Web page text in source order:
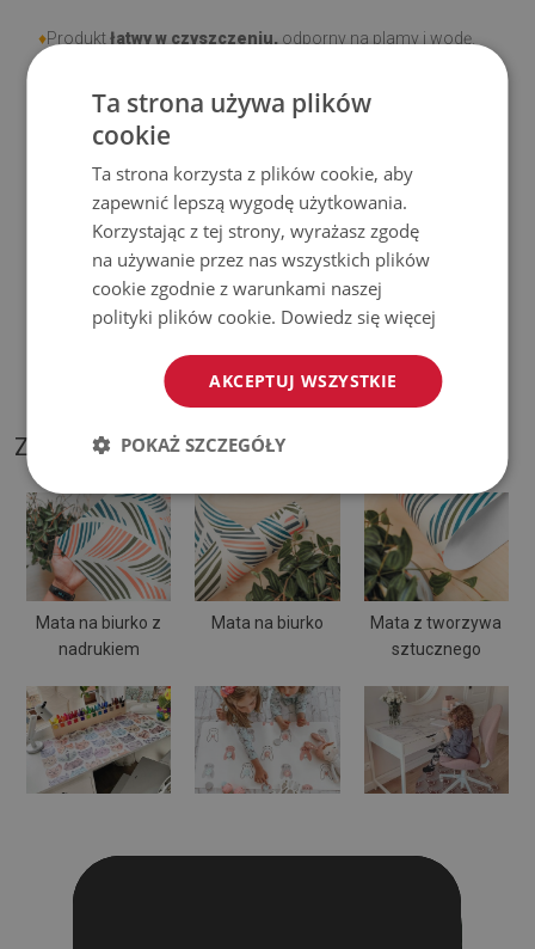
♦Produktłatwy w czyszczeniu, odporny na plamy i wodę.
Prosimy pamiętać, że uszkodzenia powstałe przy
użytkowaniu wynikające z upływu czasu (np. przetarcia) nie
podlegają reklamacjom.
Jak dbać o produkt?
Czyść wilgotną szmatką —
nie używaj silnych środków
chemicznych.
Regularnie wietrz dolną warstwę podkładki.
ZDJĘCIA NASZEGO PRODUKTU
Mata na biurko z
nadrukiem
Mata na biurko
Mata z tworzywa
sztucznego
Ta strona używa plików
cookie
Ta strona korzysta z plików cookie, aby
zapewnić lepszą wygodę użytkowania.
Korzystając z tej strony, wyrażasz zgodę
na używanie przez nas wszystkich plików
cookie zgodnie z warunkami naszej
polityki plików cookie. Dowiedz się więcej
AKCEPTUJ WSZYSTKIE
POKAŻ SZCZEGÓŁY